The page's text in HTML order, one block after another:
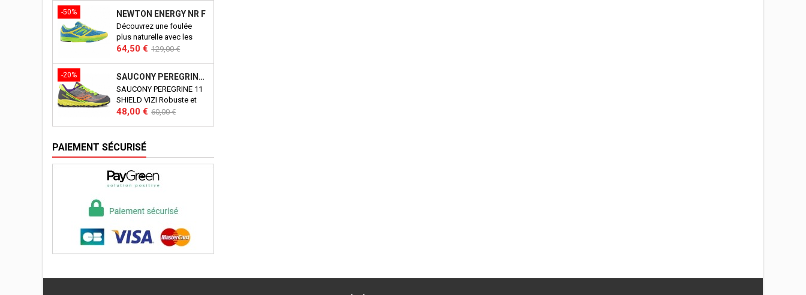
-50% NEWTON ENERGY NR F
Découvrez une foulée
plus naturelle avec les
newton energy.
Prix
64,50 € Prix
base
129,00 €
-20% SAUCONY PEREGRINE 11 SHIELD VIZI J
SAUCONY PEREGRINE 11
SHIELD VIZI Robuste et
polyvalente, la Peregrine
Imperméable, elle saura
accompagner votre enfant
dans tous ses périples !
Prix
48,00 € Prix
60,00 €
PAIEMENT SÉCURISÉ